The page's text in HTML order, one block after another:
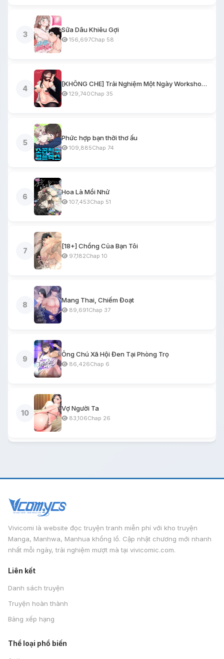
3
Sữa Dâu Khiêu Gợi
156,697Chap 58
4
[KHÔNG CHE] Trải Nghiệm Một Ngày Workshop BDSM
129,740Chap 35
5
Phức hợp bạn thời thơ ấu
109,885Chap 74
6
Hoa Là Mồi Nhử
107,453Chap 51
7
[18+] Chồng Của Bạn Tôi
97,182Chap 10
8
Mang Thai, Chiếm Đoạt
89,691Chap 37
9
Ông Chú Xã Hội Đen Tại Phòng Trọ
86,426Chap 6
10
Vợ Người Ta
83,106Chap 26
Vivicomi là website đọc truyện tranh miễn phí với kho truyện
Manga, Manhwa, Manhua khổng lồ. Cập nhật chương mới nhanh
nhất mỗi ngày, trải nghiệm mượt mà tại vivicomic.com.
Liên kết
Danh sách truyện
Truyện hoàn thành
Bảng xếp hạng
Thể loại phổ biến